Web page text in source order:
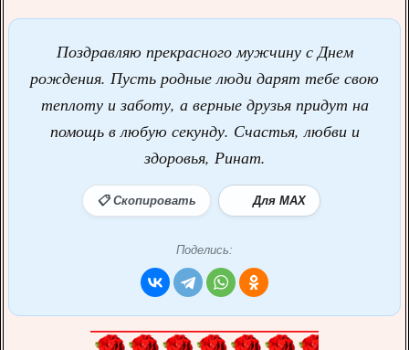
Поздравляю прекрасного мужчину с Днем
рождения. Пусть родные люди дарят тебе свою
теплоту и заботу, а верные друзья придут на
помощь в любую секунду. Счастья, любви и
здоровья, Ринат.
📋 Скопировать Для MAX
Поделись: